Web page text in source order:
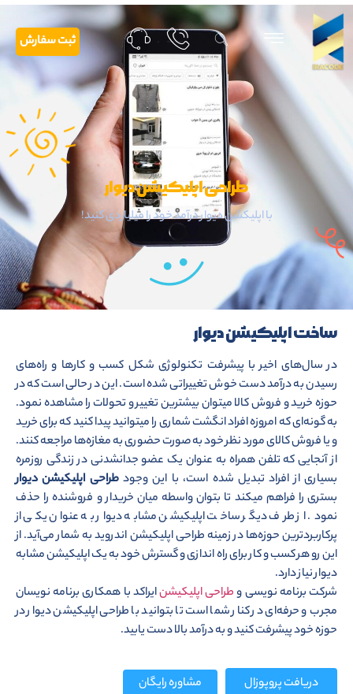
ثبت سفارش
طراحی اپلیکیشن دیوار
با اپلیکشن دیوار درآمد خود را میلیاردی کنید!
ساخت اپلیکیشن دیوار
در سال‌های اخیر با پیشرفت تکنولوژی شکل کسب و کارها و راه‌های
رسیدن به درآمد دست خوش تغییراتی شده است. این در حالی است که در
حوزه خرید و فروش کالا میتوان بیشترین تغییر و تحولات را مشاهده نمود.
به گونه‌ای که امروزه افراد انگشت شماری را میتوانید پیدا کنید که برای خرید
و یا فروش کالای مورد نظر خود به صورت حضوری به مغازه‌ها مراجعه کنند.
از آنجایی که تلفن همراه به عنوان یک عضو جدانشدنی در زندگی روزمره
بسیاری از افراد تبدیل شده است، با این وجودطراحی اپلیکیشن دیوار
بستری را فراهم میکند تا بتوان واسطه میان خریدار و فروشنده را حذف
نمود. از طرف دیگر ساخت اپلیکیشن مشابه دیوار به عنوان یکی از
پرکاربردترین حوزه‌ها در زمینه طراحی اپلیکیشن اندروید به شمار می‌آید. از
این رو هر کسب و کار برای راه اندازی و گسترش خود به یک اپلیکیشن مشابه
دیوار نیاز دارد.
شرکت برنامه نویسی وطراحی اپلیکیشنایراکد با همکاری برنامه نویسان
مجرب و حرفه‌ای در کنار شما است تا بتوانید با طراحی اپلیکیشن دیوار در
حوزه خود پیشرفت کنید و به درآمد بالا دست یابید.
دریافت پروپوزال مشاوره رایگان